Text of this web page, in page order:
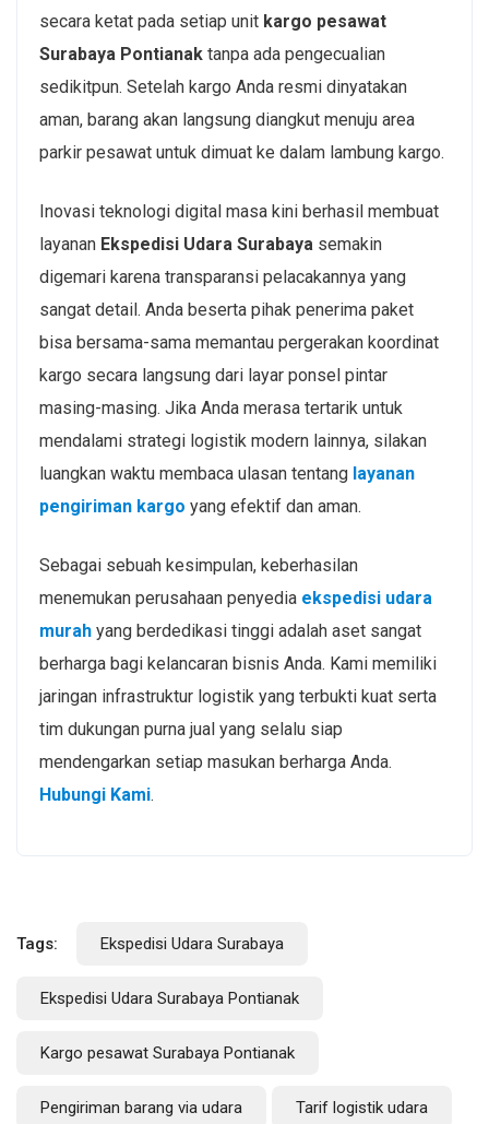
secara ketat pada setiap unit kargo pesawat
Surabaya Pontianak tanpa ada pengecualian
sedikitpun. Setelah kargo Anda resmi dinyatakan
aman, barang akan langsung diangkut menuju area
parkir pesawat untuk dimuat ke dalam lambung kargo.
Inovasi teknologi digital masa kini berhasil membuat
layanan Ekspedisi Udara Surabaya semakin
digemari karena transparansi pelacakannya yang
sangat detail. Anda beserta pihak penerima paket
bisa bersama-sama memantau pergerakan koordinat
kargo secara langsung dari layar ponsel pintar
masing-masing. Jika Anda merasa tertarik untuk
mendalami strategi logistik modern lainnya, silakan
luangkan waktu membaca ulasan tentang layanan
pengiriman kargo yang efektif dan aman.
Sebagai sebuah kesimpulan, keberhasilan
menemukan perusahaan penyedia ekspedisi udara
murah yang berdedikasi tinggi adalah aset sangat
berharga bagi kelancaran bisnis Anda. Kami memiliki
jaringan infrastruktur logistik yang terbukti kuat serta
tim dukungan purna jual yang selalu siap
mendengarkan setiap masukan berharga Anda.
Hubungi Kami.
Tags: Ekspedisi Udara Surabaya
Ekspedisi Udara Surabaya Pontianak
Kargo pesawat Surabaya Pontianak
Pengiriman barang via udara Tarif logistik udara